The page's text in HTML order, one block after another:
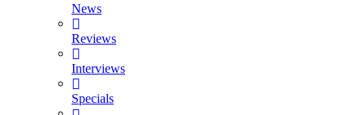
News
Reviews
Interviews
Specials